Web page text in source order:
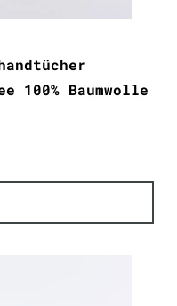
100% Baumwolle